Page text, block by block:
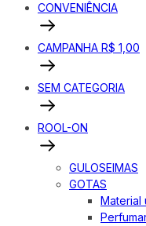
CONVENIÊNCIA
CAMPANHA R$ 1,00
SEM CATEGORIA
ROOL-ON
GULOSEIMAS
GOTAS
Material